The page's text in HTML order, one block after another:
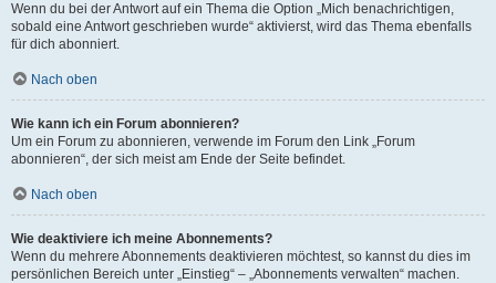
Wenn du bei der Antwort auf ein Thema die Option „Mich benachrichtigen,
sobald eine Antwort geschrieben wurde“ aktivierst, wird das Thema ebenfalls
für dich abonniert.
Nach oben
Wie kann ich ein Forum abonnieren?
Um ein Forum zu abonnieren, verwende im Forum den Link „Forum
abonnieren“, der sich meist am Ende der Seite befindet.
Nach oben
Wie deaktiviere ich meine Abonnements?
Wenn du mehrere Abonnements deaktivieren möchtest, so kannst du dies im
persönlichen Bereich unter „Einstieg“ – „Abonnements verwalten“ machen.